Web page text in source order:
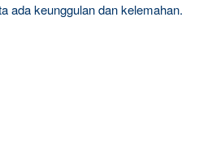
ada keunggulan dan kelemahan.